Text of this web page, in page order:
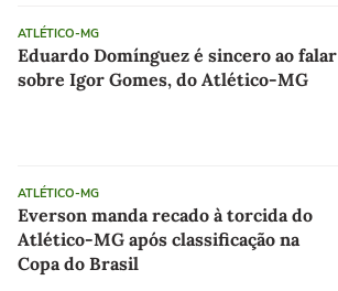
ATLÉTICO-MG
Eduardo Domínguez é sincero ao falar
sobre Igor Gomes, do Atlético-MG
ATLÉTICO-MG
Everson manda recado à torcida do
Atlético-MG após classificação na
Copa do Brasil